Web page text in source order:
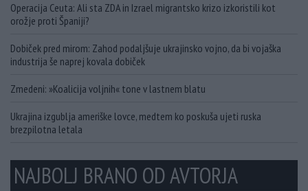
Operacija Ceuta: Ali sta ZDA in Izrael migrantsko krizo izkoristili kot
orožje proti Španiji?
Dobiček pred mirom: Zahod podaljšuje ukrajinsko vojno, da bi vojaška
industrija še naprej kovala dobiček
Zmedeni: »Koalicija voljnih« tone v lastnem blatu
Ukrajina izgublja ameriške lovce, medtem ko poskuša ujeti ruska
brezpilotna letala
NAJBOLJ BRANO OD AVTORJA